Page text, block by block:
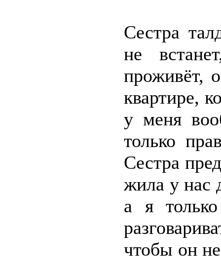
Сестра
не
проживёт,
квартире,
у меня
только
Сестра
жила у нас
а я
чтобы он